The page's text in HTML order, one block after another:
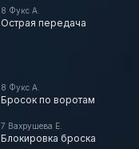
8 Фукс А.
Острая передача
8 Фукс А.
Бросок по воротам
7 Вахрушева Е.
Блокировка броска